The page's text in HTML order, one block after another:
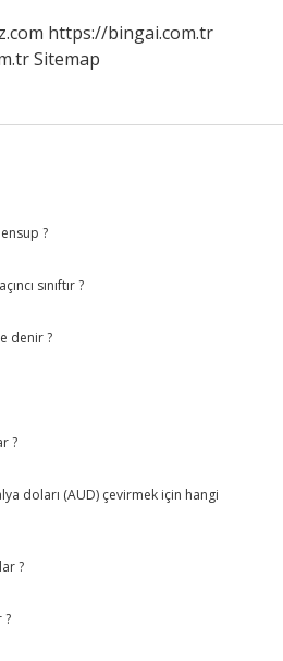
https://bingai.com.tr
Sitemap
?
sınıftır ?
denir ?
?
doları (AUD) çevirmek için hangi
?
?